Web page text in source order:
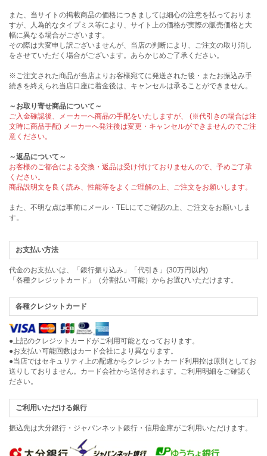
また、当サイトの掲載商品の価格につきましては細心の注意を払っておりま
すが、人為的なタイプミス等により、サイト上の価格が実際の販売価格と大
幅に異なる場合がございます。
その際は大変申し訳ございませんが、当店の判断により、ご注文の取り消し
をさせていただく場合がございます。あらかじめご了承ください。
※ご注文された商品が当店よりお客様宛てに発送された後・またお振込み手
続きを終えられ当店口座に着金後は、キャンセルは承ることができません。
～お取り寄せ商品について～
ご入金確認後、メーカーへ商品の手配をいたしますが、 (※代引きの場合は注
文時に商品手配) メーカーへ発注後は変更・キャンセルができませんのでご注
意ください。
～返品について～
お客様のご都合による交換・返品は受け付けておりませんので、予めご了承
ください。
商品説明文を良く読み、性能等をよくご理解の上、ご注文をお願いします。
また、不明な点は事前にメール・TELにてご確認の上、ご注文をお願いしま
す。
お支払い方法
代金のお支払いは、「銀行振り込み」「代引き」(30万円以内)
「各種クレジットカード」（分割払い可能）からお選びいただけます。
各種クレジットカード
●上記のクレジットカードがご利用可能となっております。
●お支払い可能回数はカード会社により異なります。
●当店ではセキュリティ上の配慮からクレジットカード利用控は原則としてお
送りしておりません。カード会社から送付されます。ご利用明細をご確認く
ださい。
ご利用いただける銀行
振込先は大分銀行・ジャパンネット銀行・信用金庫がご利用いただけます。